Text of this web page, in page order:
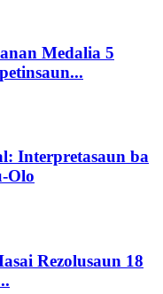
Medalia 5
Interpretasaun ba
Olo
Rezolusaun 18